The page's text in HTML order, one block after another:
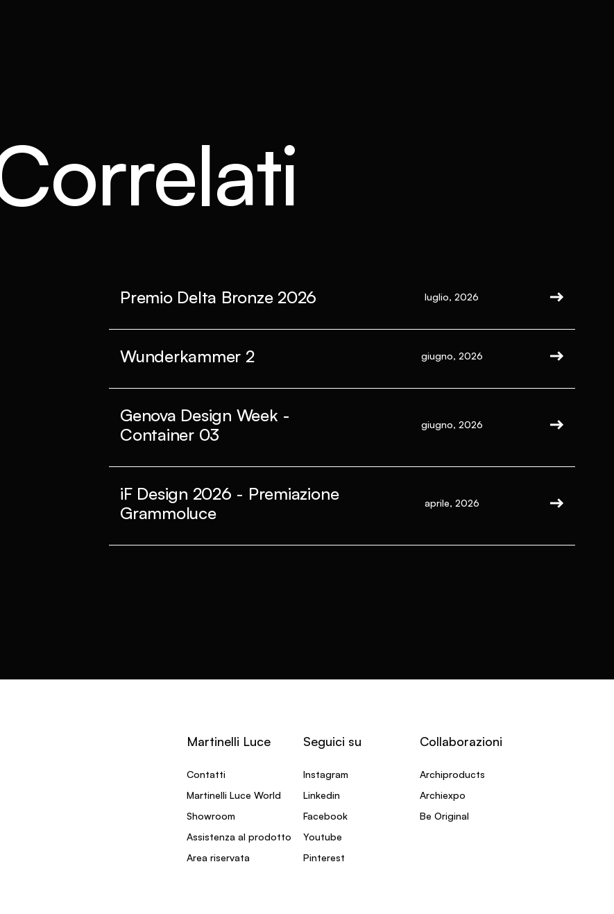
Premio Delta Bronze 2026 luglio, 2026
Wunderkammer 2 giugno, 2026
Genova Design Week -
Container 03
giugno, 2026
iF Design 2026 - Premiazione
Grammoluce
aprile, 2026
Martinelli Luce
Contatti
Martinelli Luce World
Showroom
Assistenza al prodotto
Area riservata
Seguici su
Instagram
Linkedin
Facebook
Youtube
Pinterest
Collaborazioni
Archiproducts
Archiexpo
Be Original